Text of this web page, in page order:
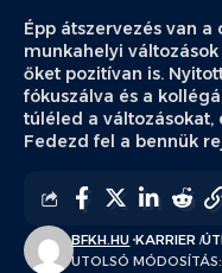
Épp átszervezés van a
munkahelyi
őket pozitívan is.
fókuszálva és a
túléled a változásokat,
Fedezd fel a bennük
UTOLSÓ
BFKH.HU KARRIER